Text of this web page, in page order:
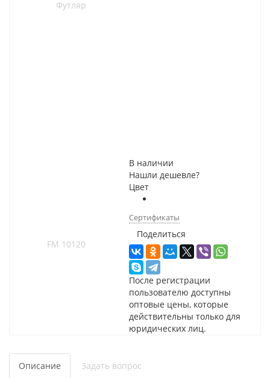
В наличии
Нашли дешевле?
Цвет
Сертификаты
Поделиться
После регистрации
пользователю доступны
оптовые цены, которые
действительны только для
юридических лиц.
Описание
Задать вопрос